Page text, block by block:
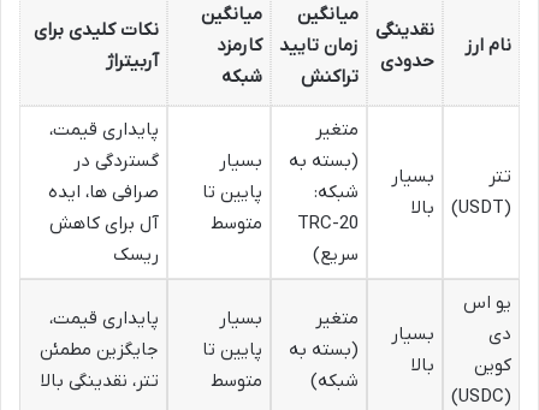
نام ارز
نقدینگی
حدودی
میانگین
زمان تایید
تراکنش
میانگین
کارمزد
شبکه
نکات کلیدی برای
آربیتراژ
تتر
(USDT)
بسیار
بالا
متغیر
(بسته به
شبکه:
TRC-20
سریع)
بسیار
پایین تا
متوسط
پایداری قیمت،
گستردگی در
صرافی ها، ایده
آل برای کاهش
ریسک
یو اس
دی
کوین
(USDC)
بسیار
بالا
متغیر
(بسته به
شبکه)
بسیار
پایین تا
متوسط
پایداری قیمت،
جایگزین مطمئن
تتر، نقدینگی بالا